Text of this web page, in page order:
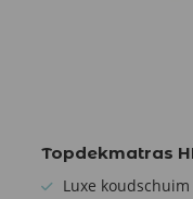
Topdekmatras
Luxe